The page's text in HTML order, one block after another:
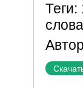
Теги: